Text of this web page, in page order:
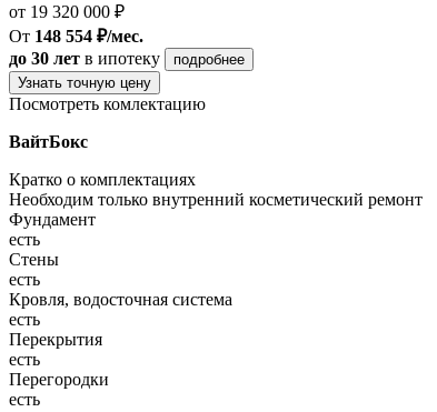
от 19 320 000 ₽
От 148 554 ₽/мес.
до 30 лет в ипотеку
подробнее
Узнать точную цену
Посмотреть комлектацию
ВайтБокс
Кратко о комплектациях
Необходим только внутренний косметический ремонт
Фундамент
есть
Стены
есть
Кровля, водосточная система
есть
Перекрытия
есть
Перегородки
есть